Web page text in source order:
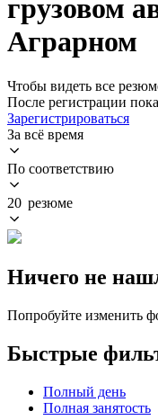
грузовом
Аграрном
Чтобы видеть все
После регистрации
Зарегистрироваться
За всё время
По соответствию
20 резюме
Ничего не
Попробуйте изменить
Быстрые
Полный день
Полная занятость